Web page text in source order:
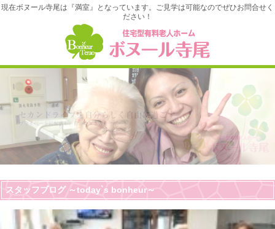
現在ボヌール寺尾は『満室』となっています。ご見学は可能なのでぜひお問合せく
ださい！
スタッフブログ ～today`s bonheur～